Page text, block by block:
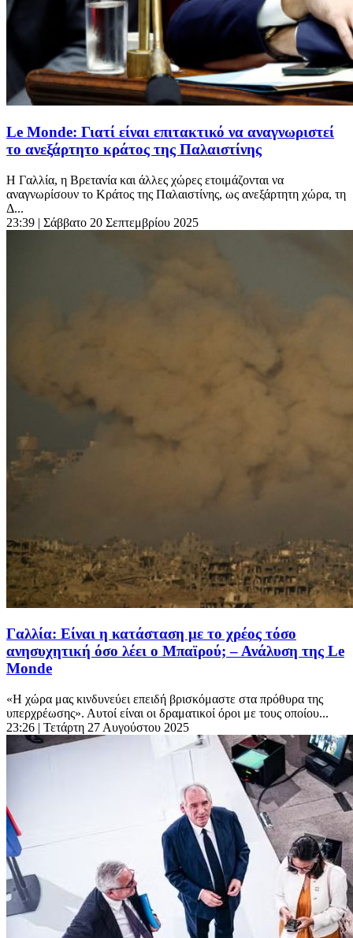
Le Monde: Γιατί είναι επιτακτικό να αναγνωριστεί
το ανεξάρτητο κράτος της Παλαιστίνης
Η Γαλλία, η Βρετανία και άλλες χώρες ετοιμάζονται να
αναγνωρίσουν το Κράτος της Παλαιστίνης, ως ανεξάρτητη χώρα, τη
Δ...
23:39 | Σάββατο 20 Σεπτεμβρίου 2025
Γαλλία: Είναι η κατάσταση με το χρέος τόσο
ανησυχητική όσο λέει ο Μπαϊρού; – Ανάλυση της Le
Monde
«Η χώρα μας κινδυνεύει επειδή βρισκόμαστε στα πρόθυρα της
υπερχρέωσης». Αυτοί είναι οι δραματικοί όροι με τους οποίου...
23:26 | Τετάρτη 27 Αυγούστου 2025